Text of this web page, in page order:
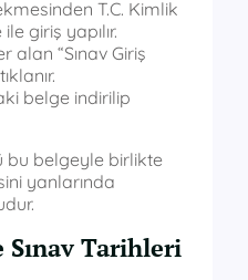
T.C. Kimlik
giriş yapılır.
“Sınav Giriş
belge indirilip
bu belgeyle birlikte
yanlarında
Sınav Tarihleri